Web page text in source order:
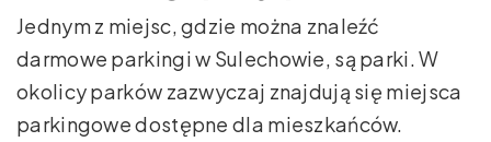
Jednym z miejsc, gdzie można znaleźć
darmowe parkingi w Sulechowie, są parki. W
okolicy parków zazwyczaj znajdują się miejsca
parkingowe dostępne dla mieszkańców.